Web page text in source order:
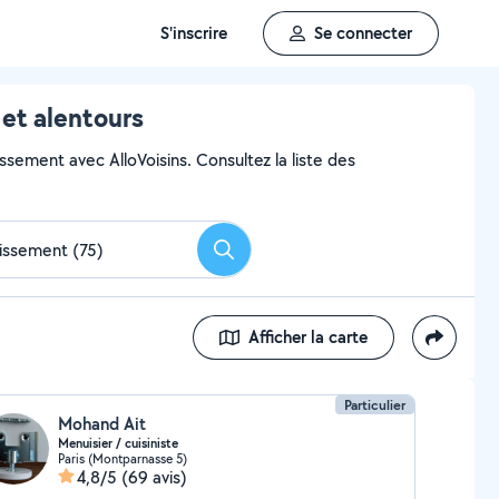
S'inscrire Se connecter
alentours
avec AlloVoisins. Consultez la liste des
Rechercher
Afficher la carte
Particulier
Mohand Ait
Menuisier / cuisiniste
Paris (Montparnasse 5)
4,8/5 (69 avis)